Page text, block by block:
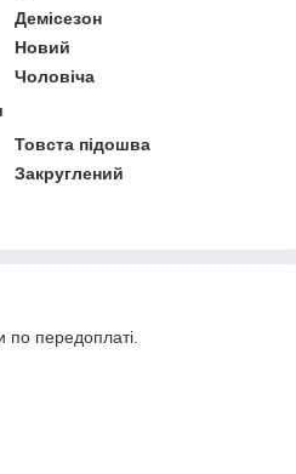
Демісезон
Новий
Чоловіча
Товста підошва
Закруглений
по передоплаті.